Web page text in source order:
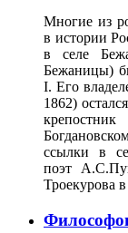
Многие из
в истории
в селе
Бежаницы)
I. Его
1862)
ссылки в
поэт
Троекурова